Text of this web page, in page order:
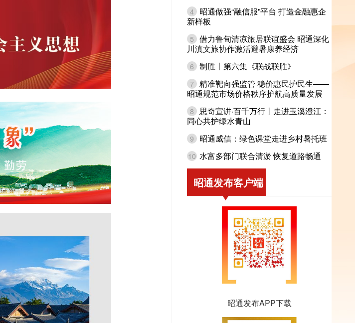
4
昭通做强“融信服”平台 打造金融惠企
新样板
5 借力鲁甸清凉旅居联谊盛会 昭通深化
川滇文旅协作激活避暑康养经济
6 制胜丨第六集《联战联胜》
7 精准靶向强监管 稳价惠民护民生——
昭通规范市场价格秩序护航高质量发展
8 思奇宣讲·百千万行丨走进玉溪澄江：
同心共护绿水青山
9 昭通威信：绿色课堂走进乡村暑托班
10 水富多部门联合清淤 恢复道路畅通
昭通发布客户端
昭通发布APP下载